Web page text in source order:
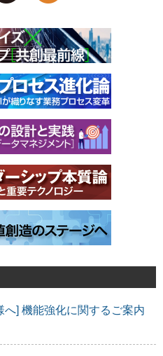
] 機能強化に関するご案内